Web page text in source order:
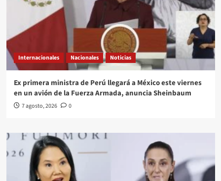
Internacionales Nacionales Noticias
Ex primera ministra de Perú llegará a México este viernes
en un avión de la Fuerza Armada, anuncia Sheinbaum
7 agosto, 2026 0